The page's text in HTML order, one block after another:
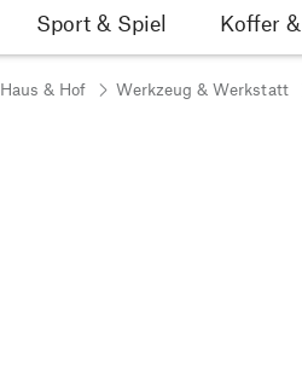
Sport & Spiel
Koffer
Haus & Hof Werkzeug & Werkstatt